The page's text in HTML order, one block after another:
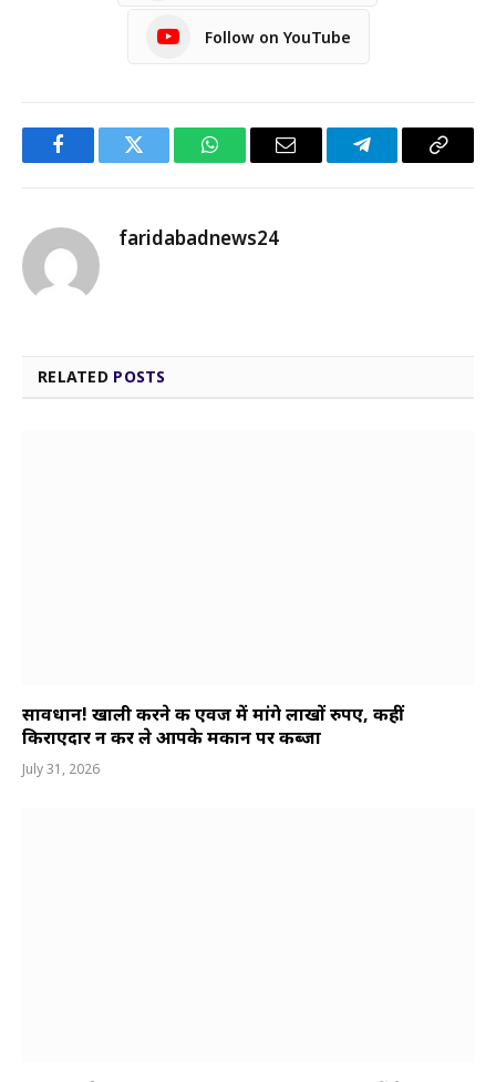
Follow on YouTube
FacebookTwitter WhatsAppEmail TelegramCopy
faridabadnews24
RELATED POSTS
सावधान! खाली करने की एवज में मांगे लाखों रुपए, कहीं
किराएदार न कर ले आपके मकान पर कब्जा
July 31, 2026